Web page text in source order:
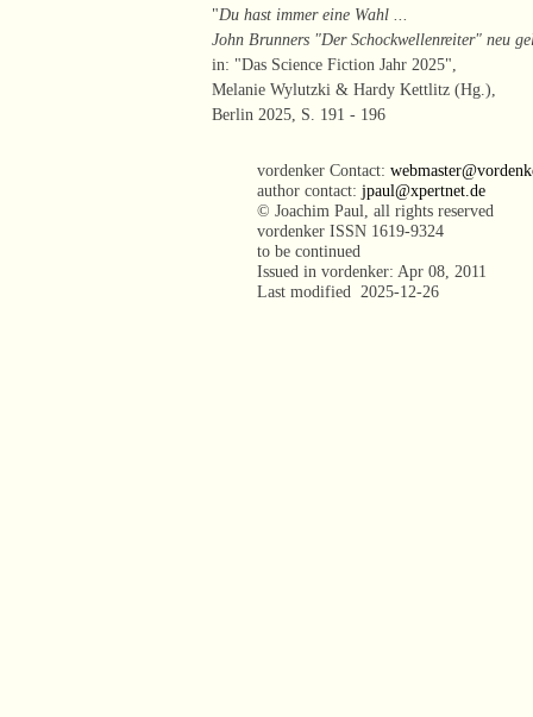
"Du hast immer eine Wahl ...
John Brunners "Der Schockwellenreiter" neu
in: "Das Science Fiction Jahr 2025",
Melanie Wylutzki & Hardy Kettlitz (Hg.),
Berlin 2025, S. 191 - 196
vordenker Contact:
author contact: jpaul@xpertnet.de
© Joachim Paul, all rights reserved
vordenker ISSN 1619-9324
to be continued
Issued in vordenker: Apr 08, 2011
Last modified 2025-12-26